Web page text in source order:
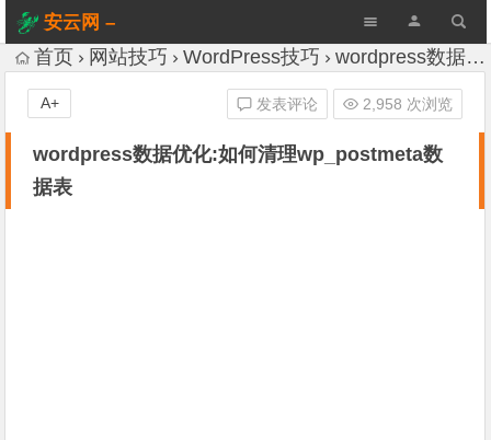
安云网 –
AnYun.ORG
首页 网站技巧 WordPress技巧 wordpress数据优化:如何清理wp_postmeta数据表
wordpress数据优化:如何清理wp_postmeta数
据表
发表评论 2,958 次浏览
A+